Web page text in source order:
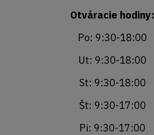
Otváracie hodiny:
Po: 9:30-18:00
Ut: 9:30-18:00
St: 9:30-18:00
Št: 9:30-17:00
Pi: 9:30-17:00